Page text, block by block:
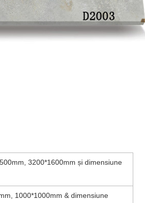
3200*1600mm și dimensiune
1000*1000mm & dimensiune